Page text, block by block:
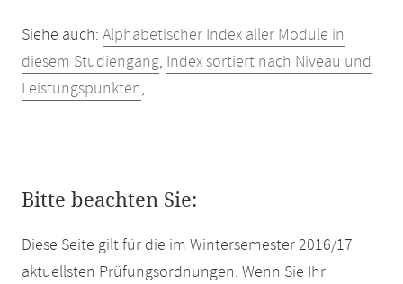
Siehe auch: Alphabetischer Index aller Module in
diesem Studiengang, Index sortiert nach Niveau und
Leistungspunkten,
Bitte beachten Sie:
Diese Seite gilt für die im Wintersemester 2016/17
aktuellsten Prüfungsordnungen. Wenn Sie Ihr